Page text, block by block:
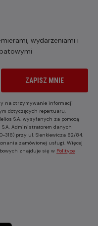
wydarzeniami i
ZAPISZ MNIE
na otrzymywanie informacji
dotyczących repertuaru,
S.A. wysyłanych za pomocą
Administratorem danych
318) przy ul. Sienkiewicza 82/84.
zamówionej usługi. Więcej
znajduje się w Polityce